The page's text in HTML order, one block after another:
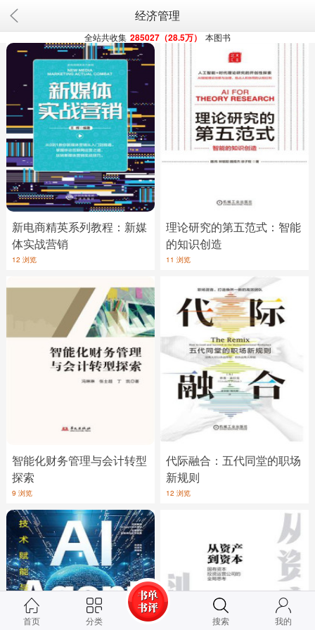
经济管理
全站共收集 285027（28.5万） 本图书
新电商精英系列教程：新媒
体实战营销
12 浏览
理论研究的第五范式：智能
的知识创造
11 浏览
智能化财务管理与会计转型
探索
9 浏览
代际融合：五代同堂的职场
新规则
12 浏览
首页 分类 搜索 我的